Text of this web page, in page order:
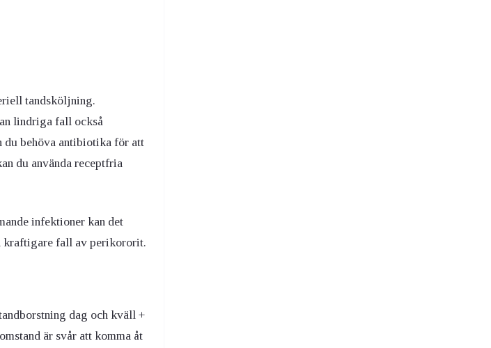
tandsköljning.
lindriga fall också
du behöva antibiotika för att
du använda receptfria
infektioner kan det
kraftigare fall av perikororit.
dag och kväll +
är svår att komma åt